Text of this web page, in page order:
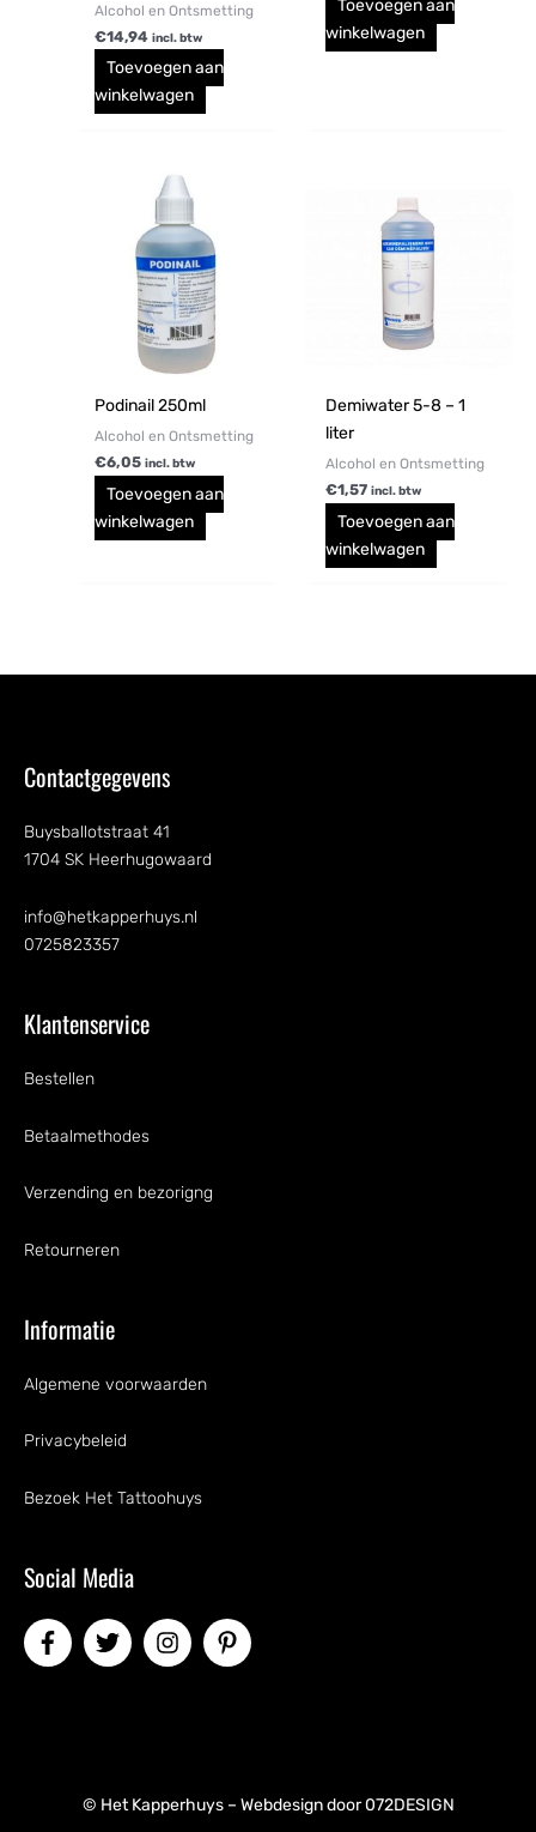
Alcohol en Ontsmetting
€14,94 incl. btw
Toevoegen aan
winkelwagen
Toevoegen aan
winkelwagen
Podinail 250ml
Alcohol en Ontsmetting
€6,05 incl. btw
Toevoegen aan
winkelwagen
Demiwater 5-8 – 1
liter
Alcohol en Ontsmetting
€1,57 incl. btw
Toevoegen aan
winkelwagen
Contactgegevens
Buysballotstraat 41
1704 SK Heerhugowaard
info@hetkapperhuys.nl
0725823357
Klantenservice
Bestellen
Betaalmethodes
Verzending en bezorigng
Retourneren
Informatie
Algemene voorwaarden
Privacybeleid
Bezoek Het Tattoohuys
Social Media
© Het Kapperhuys – Webdesign door072DESIGN